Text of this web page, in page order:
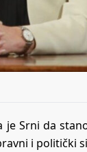
je Srni da
i politički